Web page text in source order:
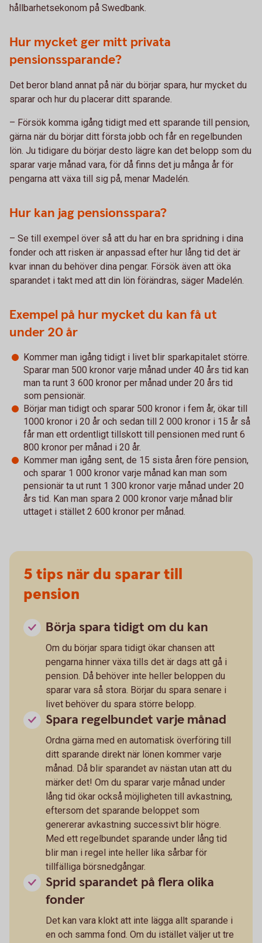
hållbarhetsekonom på Swedbank.
Hur mycket ger mitt privata
pensionssparande?
Det beror bland annat på när du börjar spara, hur mycket du
sparar och hur du placerar ditt sparande.
– Försök komma igång tidigt med ett sparande till pension,
gärna när du börjar ditt första jobb och får en regelbunden
lön. Ju tidigare du börjar desto lägre kan det belopp som du
sparar varje månad vara, för då finns det ju många år för
pengarna att växa till sig på, menar Madelén.
Hur kan jag pensionsspara?
– Se till exempel över så att du har en bra spridning i dina
fonder och att risken är anpassad efter hur lång tid det är
kvar innan du behöver dina pengar. Försök även att öka
sparandet i takt med att din lön förändras, säger Madelén.
Exempel på hur mycket du kan få ut
under 20 år
Kommer man igång tidigt i livet blir sparkapitalet större.
Sparar man 500 kronor varje månad under 40 års tid kan
man ta runt 3 600 kronor per månad under 20 års tid
som pensionär.
Börjar man tidigt och sparar 500 kronor i fem år, ökar till
1000 kronor i 20 år och sedan till 2 000 kronor i 15 år så
får man ett ordentligt tillskott till pensionen med runt 6
800 kronor per månad i 20 år.
Kommer man igång sent, de 15 sista åren före pension,
och sparar 1 000 kronor varje månad kan man som
pensionär ta ut runt 1 300 kronor varje månad under 20
års tid. Kan man spara 2 000 kronor varje månad blir
uttaget i stället 2 600 kronor per månad.
5 tips när du sparar till
pension
Börja spara tidigt om du kan
Om du börjar spara tidigt ökar chansen att
pengarna hinner växa tills det är dags att gå i
pension. Då behöver inte heller beloppen du
sparar vara så stora. Börjar du spara senare i
livet behöver du spara större belopp.
Spara regelbundet varje månad
Ordna gärna med en automatisk överföring till
ditt sparande direkt när lönen kommer varje
månad. Då blir sparandet av nästan utan att du
märker det! Om du sparar varje månad under
lång tid ökar också möjligheten till avkastning,
eftersom det sparande beloppet som
genererar avkastning successivt blir högre.
Med ett regelbundet sparande under lång tid
blir man i regel inte heller lika sårbar för
tillfälliga börsnedgångar.
Sprid sparandet på flera olika
fonder
Det kan vara klokt att inte lägga allt sparande i
en och samma fond. Om du istället väljer ut tre